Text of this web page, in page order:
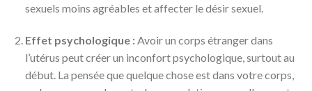
sexuels moins agréables et affecter le désir sexuel.
Effet psychologique :Avoir un corps étranger dans
l’utérus peut créer un inconfort psychologique, surtout au
début. La pensée que quelque chose est dans votre corps,